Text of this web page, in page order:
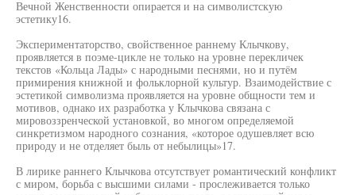
Вечной Женственности опирается и на символистскую
эстетику16.
Экспериментаторство, свойственное раннему Клычкову,
проявляется в поэме-цикле не только на уровне перекличек
текстов «Кольца Лады» с народными песнями, но и путём
примирения книжной и фольклорной культур. Взаимодействие с
эстетикой символизма проявляется на уровне общности тем и
мотивов, однако их разработка у Клычкова связана с
мировоззренческой установкой, во многом определяемой
синкретизмом народного сознания, «которое одушевляет всю
природу и не отделяет быль от небылицы»17.
В лирике раннего Клычкова отсутствует романтический конфликт
с миром, борьба с высшими силами - прослеживается только